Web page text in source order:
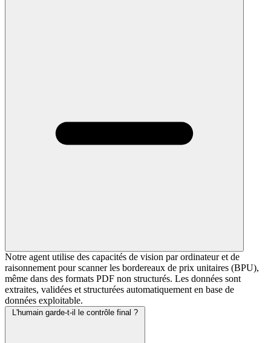
Notre agent utilise des capacités de vision par ordinateur et de
raisonnement pour scanner les bordereaux de prix unitaires (BPU),
même dans des formats PDF non structurés. Les données sont
extraites, validées et structurées automatiquement en base de
données exploitable.
L'humain garde-t-il le contrôle final ?